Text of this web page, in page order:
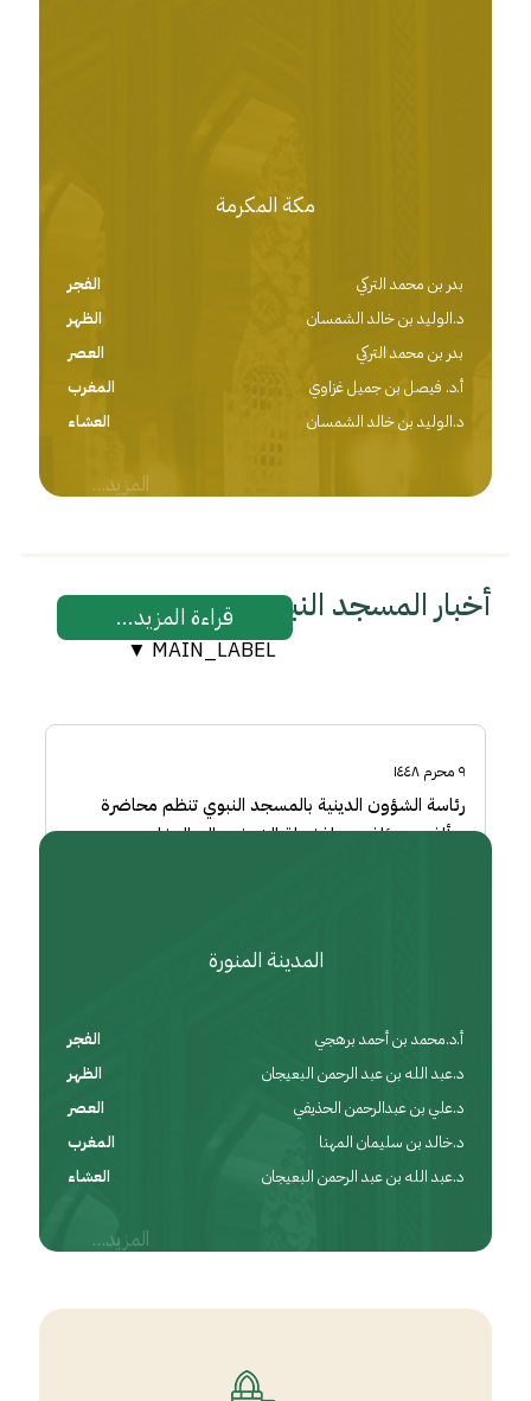
مكة المكرمة
بدر بن محمد التركي
الفجر
د.الوليد بن خالد الشمسان
الظهر
بدر بن محمد التركي
العصر
أ.د. فيصل بن جميل غزاوي
المغرب
د.الوليد بن خالد الشمسان
العشاء
المزيد...
أخبار المسجد النبوي
MAIN_LABEL
▼
٩ محرم ١٤٤٨
رئاسة الشؤون الدينية بالمسجد النبوي تنظم محاضرة
«يألفون ويؤلفون» لفضيلة الشيخ صالح المغامسي
قراءة المزيد...
المدينة المنورة
أ.د.محمد بن أحمد برهجي
الفجر
د.عبد الله بن عبد الرحمن البعيجان
الظهر
د.علي بن عبدالرحمن الحذيفي
العصر
د.خالد بن سليمان المهنا
المغرب
د.عبد الله بن عبد الرحمن البعيجان
العشاء
المزيد...